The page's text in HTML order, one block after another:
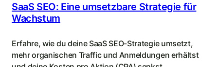
SaaS SEO: Eine umsetzbare Strategie für
Wachstum
Erfahre, wie du deine SaaS SEO-Strategie umsetzt,
mehr organischen Traffic und Anmeldungen erhältst